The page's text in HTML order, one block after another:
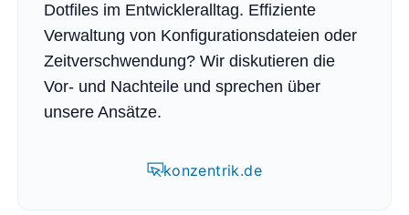
Dotfiles im Entwickleralltag. Effiziente
Verwaltung von Konfigurationsdateien oder
Zeitverschwendung? Wir diskutieren die
Vor- und Nachteile und sprechen über
unsere Ansätze.
konzentrik.de